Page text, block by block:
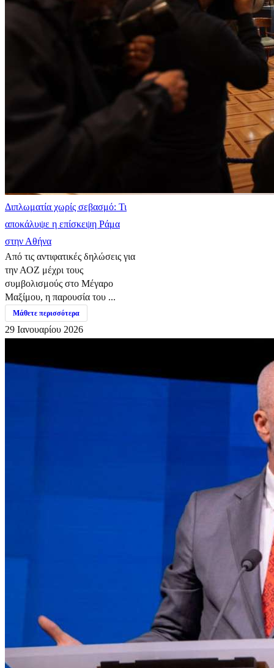
Διπλωματία χωρίς σεβασμό: Τι
αποκάλυψε η επίσκεψη Ράμα
στην Αθήνα
Από τις αντιφατικές δηλώσεις για
την ΑΟΖ μέχρι τους
συμβολισμούς στο Μέγαρο
Μαξίμου, η παρουσία του ...
Μάθετε περισσότερα
29 Ιανουαρίου 2026